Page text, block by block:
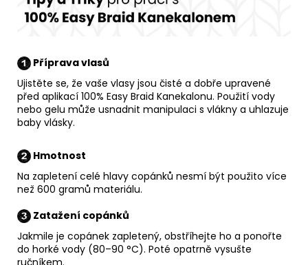
Příprava vlasů
Ujistěte se, že vaše vlasy jsou čisté a dobře upravené
před aplikací 100% Easy Braid Kanekalonu. Použití vody
nebo gelu může usnadnit manipulaci s vlákny a uhlazuje
baby vlásky.
Hmotnost
Na zapletení celé hlavy copánků nesmí být použito více
než 600 gramů materiálu.
Zatažení copánků
Jakmile je copánek zapletený, obstříhejte ho a ponořte
do horké vody (80–90 °C). Poté opatrně vysušte